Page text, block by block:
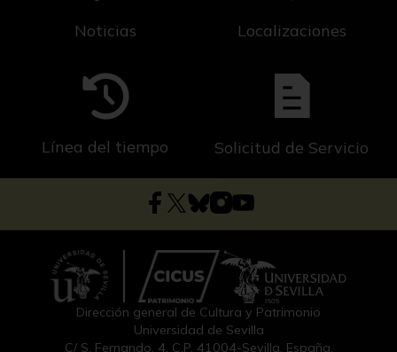
Noticias Localizaciones
Línea del tiempo Solicitud de Servicio
Dirección general de Cultura y Patrimonio
Universidad de Sevilla
C/ S. Fernando, 4, C.P. 41004-Sevilla, España.